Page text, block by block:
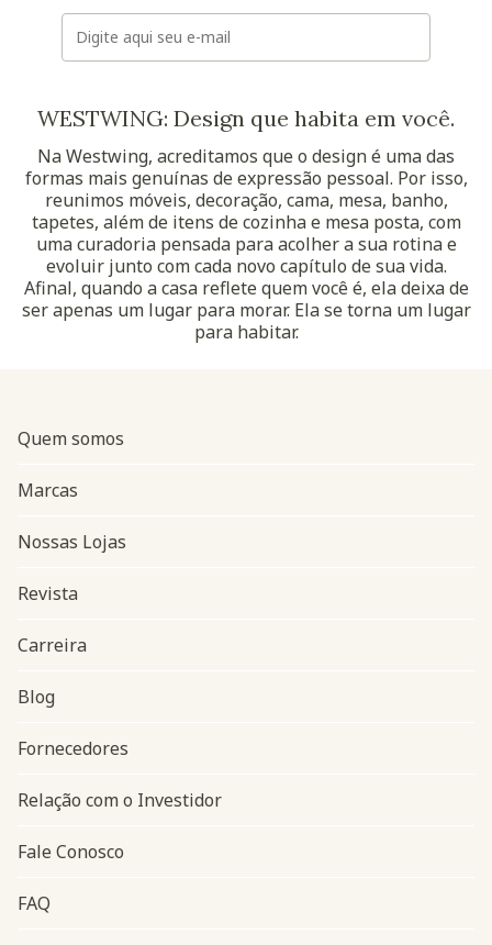
E-mail
WESTWING: Design que habita em você.
Na Westwing, acreditamos que o design é uma das
formas mais genuínas de expressão pessoal. Por isso,
reunimos móveis, decoração, cama, mesa, banho,
tapetes, além de itens de cozinha e mesa posta, com
uma curadoria pensada para acolher a sua rotina e
evoluir junto com cada novo capítulo de sua vida.
Afinal, quando a casa reflete quem você é, ela deixa de
ser apenas um lugar para morar. Ela se torna um lugar
para habitar.
Navegação do rodapé
Quem somos
Marcas
Nossas Lojas
Revista
Carreira
Blog
Fornecedores
Relação com o Investidor
Fale Conosco
FAQ